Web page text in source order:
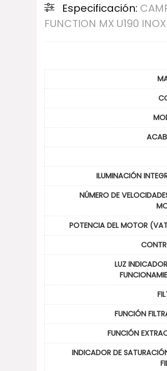
Especificación:
FUNCTION MX U190 INOX
ILUMINACIÓN
NÚMERO DE
POTENCIA DEL MOTOR
LUZ
FUNCIÓN
FUNCIÓN
INDICADOR DE